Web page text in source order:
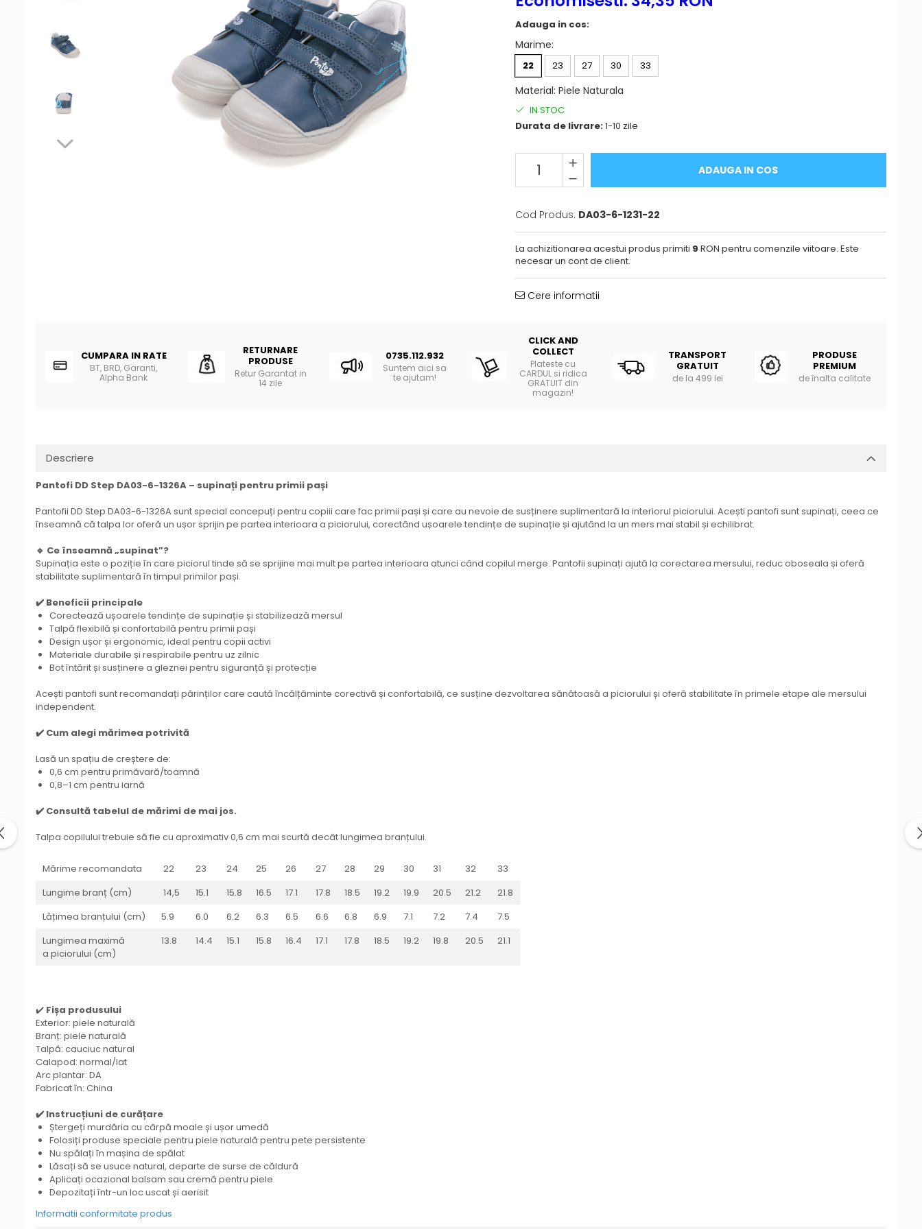
Adauga in cos:
Marime:
22 23 27 30 33
Material: Piele Naturala
IN STOC
Durata de livrare:1-10 zile
ADAUGA IN COS
Cod Produs: DA03-6-1231-22
La achizitionarea acestui produs primiti 9 RON pentru comenzile viitoare. Este
necesar un cont de client.
Cere informatii
CUMPARA IN RATE
BT, BRD, Garanti,
Alpha Bank
RETURNARE
PRODUSE
Retur Garantat in
14 zile
0735.112.932
Suntem aici sa
te ajutam!
CLICK AND
COLLECT
Plateste cu
CARDUL si ridica
GRATUIT din
magazin!
TRANSPORT
GRATUIT
de la 499 lei
PRODUSE
PREMIUM
de înalta calitate
Descriere
Pantofi DD Step DA03-6-1326A – supinați pentru primii pași
Pantofii DD Step DA03-6-1326A sunt special concepuți pentru copiii care fac primii pași și care au nevoie de susținere suplimentară la interiorul piciorului. Acești pantofi sunt supinați, ceea ce
înseamnă că talpa lor oferă un ușor sprijin pe partea interioara a piciorului, corectând ușoarele tendințe de supinație și ajutând la un mers mai stabil și echilibrat.
🔹 Ce înseamnă „supinat”?
Supinația este o poziție în care piciorul tinde să se sprijine mai mult pe partea interioara atunci când copilul merge. Pantofii supinați ajută la corectarea mersului, reduc oboseala și oferă
stabilitate suplimentară în timpul primilor pași.
✔️ Beneficii principale
Corectează ușoarele tendințe de supinație și stabilizează mersul
Talpă flexibilă și confortabilă pentru primii pași
Design ușor și ergonomic, ideal pentru copii activi
Materiale durabile și respirabile pentru uz zilnic
Bot întărit și susținere a gleznei pentru siguranță și protecție
Acești pantofi sunt recomandați părinților care caută încălțăminte corectivă și confortabilă, ce susține dezvoltarea sănătoasă a piciorului și oferă stabilitate în primele etape ale mersului
independent.
✔️ Cum alegi mărimea potrivită
Lasă un spațiu de creștere de:
0,6 cm pentru primăvară/toamnă
0,8–1 cm pentru iarnă
✔️ Consultă tabelul de mărimi de mai jos.
Talpa copilului trebuie să fie cu aproximativ 0,6 cm mai scurtă decât lungimea branțului.
Mărime recomandata 22 23 24 25 26 27 28 29 30 31 32
33
Lungime branț (cm)
14,5 15.1 15.8 16.5 17.1 17.8 18.5 19.2 19.9 20.5 21.2
21.8
Lățimea branțului (cm)
5.9 6.0 6.2 6.3 6.5 6.6 6.8 6.9 7.1 7.2 7.4
7.5
Lungimea maximă
a piciorului (cm)
13.8 14.4 15.1 15.8 16.4 17.1 17.8 18.5 19.2 19.8 20.5 21.1
✔️ Fișa produsului
Exterior: piele naturală
Branț: piele naturală
Talpă: cauciuc natural
Calapod: normal/lat
Arc plantar: DA
Fabricat în: China
✔️ Instrucțiuni de curățare
Ștergeți murdăria cu cârpă moale și ușor umedă
Folosiți produse speciale pentru piele naturală pentru pete persistente
Nu spălați în mașina de spălat
Lăsați să se usuce natural, departe de surse de căldură
Aplicați ocazional balsam sau cremă pentru piele
Depozitați într-un loc uscat și aerisit
Informatii conformitate produs